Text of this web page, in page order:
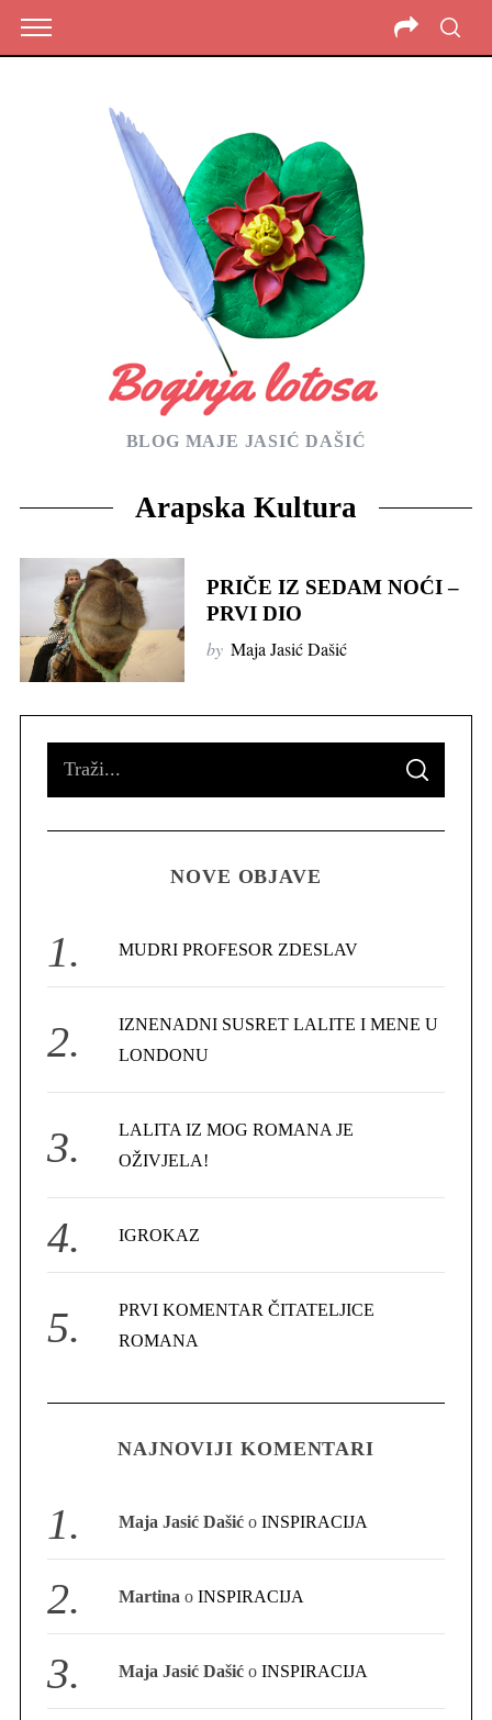
BLOG MAJE JASIĆ DAŠIĆ
Arapska Kultura
PRIČE IZ SEDAM NOĆI –
PRVI DIO
by Maja Jasić Dašić
o
S
A
C
NOVE OBJAVE
MUDRI PROFESOR ZDESLAV
IZNENADNI SUSRET LALITE I MENE U
LONDONU
LALITA IZ MOG ROMANA JE
OŽIVJELA!
IGROKAZ
PRVI KOMENTAR ČITATELJICE
ROMANA
NAJNOVIJI KOMENTARI
Maja Jasić Dašić oINSPIRACIJA
Martina oINSPIRACIJA
Maja Jasić Dašić oINSPIRACIJA
e
a
c
h
o
r